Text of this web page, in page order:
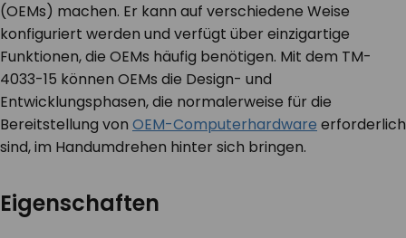
(OEMs) machen. Er kann auf verschiedene Weise
konfiguriert werden und verfügt über einzigartige
Funktionen, die OEMs häufig benötigen. Mit dem TM-
4033-15 können OEMs die Design- und
Entwicklungsphasen, die normalerweise für die
Bereitstellung von OEM-Computerhardware erforderlich
sind, im Handumdrehen hinter sich bringen.
Eigenschaften